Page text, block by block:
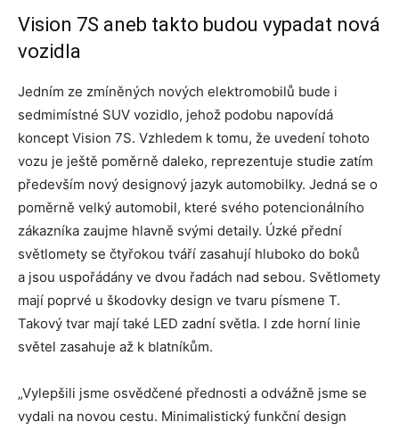
Vision 7S aneb takto budou vypadat nová
vozidla
Jedním ze zmíněných nových elektromobilů bude i
sedmimístné SUV vozidlo, jehož podobu napovídá
koncept Vision 7S. Vzhledem k tomu, že uvedení tohoto
vozu je ještě poměrně daleko, reprezentuje studie zatím
především nový designový jazyk automobilky. Jedná se o
poměrně velký automobil, které svého potencionálního
zákazníka zaujme hlavně svými detaily. Úzké přední
světlomety se čtyřokou tváří zasahují hluboko do boků
a jsou uspořádány ve dvou řadách nad sebou. Světlomety
mají poprvé u škodovky design ve tvaru písmene T.
Takový tvar mají také LED zadní světla. I zde horní linie
světel zasahuje až k blatníkům.
„Vylepšili jsme osvědčené přednosti a odvážně jsme se
vydali na novou cestu. Minimalistický funkční design